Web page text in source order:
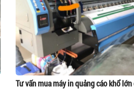
Tư vấn mua máy in quảng cáo khổ lớn